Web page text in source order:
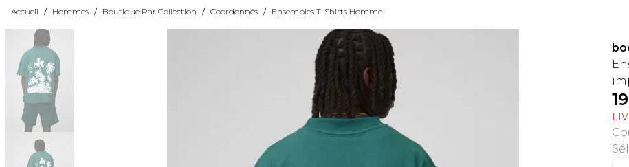
Accueil / Hommes / Boutique Par Collection / Coordonnés / Ensembles T-Shirts Homme